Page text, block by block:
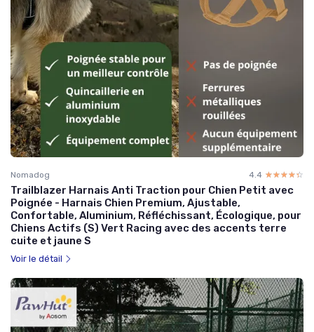
Nomadog 4.4 ☆☆☆☆☆
★★★★★
Trailblazer Harnais Anti Traction pour Chien Petit avec
Poignée - Harnais Chien Premium, Ajustable,
Confortable, Aluminium, Réfléchissant, Écologique, pour
Chiens Actifs (S) Vert Racing avec des accents terre
cuite et jaune S
Voir le détail